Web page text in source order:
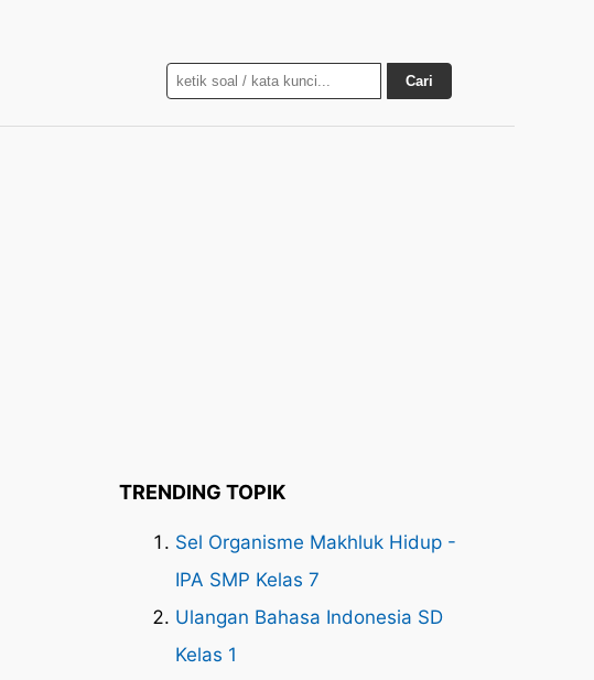
Cari
TRENDING TOPIK
Sel Organisme Makhluk Hidup -
IPA SMP Kelas 7
Ulangan Bahasa Indonesia SD
Kelas 1